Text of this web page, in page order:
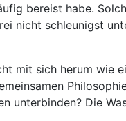
bereist habe.
nicht schleunigst
mit sich herum wie
unterbinden? Die